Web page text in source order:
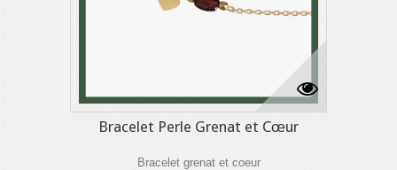
Bracelet Perle Grenat et Cœur
Bracelet grenat et coeur